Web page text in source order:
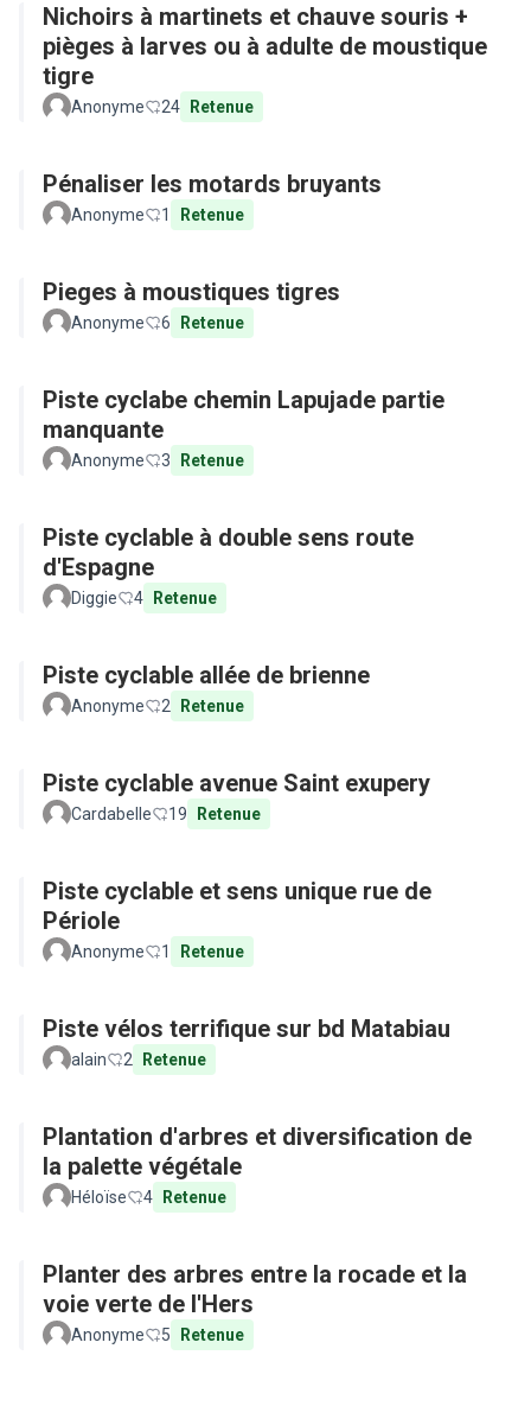
Nichoirs à martinets et chauve souris +
pièges à larves ou à adulte de moustique
tigre
Anonyme 24 Retenue
Pénaliser les motards bruyants
Anonyme 1 Retenue
Pieges à moustiques tigres
Anonyme 6 Retenue
Piste cyclabe chemin Lapujade partie
manquante
Anonyme 3 Retenue
Piste cyclable à double sens route
d'Espagne
Diggie 4 Retenue
Piste cyclable allée de brienne
Anonyme 2 Retenue
Piste cyclable avenue Saint exupery
Cardabelle 19 Retenue
Piste cyclable et sens unique rue de
Périole
Anonyme 1 Retenue
Piste vélos terrifique sur bd Matabiau
alain 2 Retenue
Plantation d'arbres et diversification de
la palette végétale
Héloïse 4 Retenue
Planter des arbres entre la rocade et la
voie verte de l'Hers
Anonyme 5 Retenue